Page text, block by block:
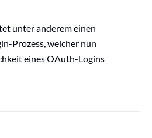
unter anderem einen
Prozess, welcher nun
eines OAuth-Logins